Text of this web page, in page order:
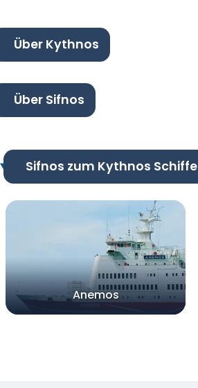
Über Kythnos
Über Sifnos
Sifnos zum Kythnos Schiffe
Anemos